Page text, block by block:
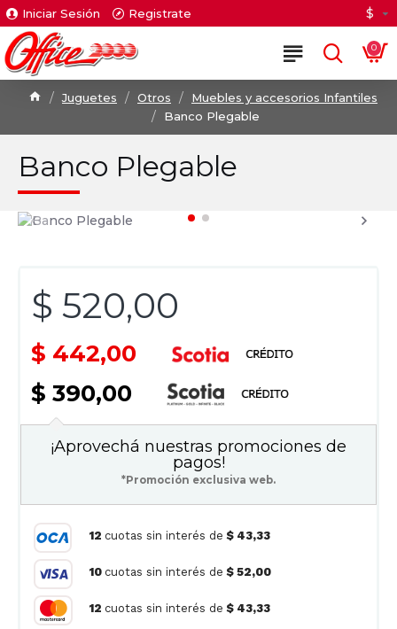
Iniciar Sesión Registrate $
0
Juguetes Otros
Muebles y accesorios Infantiles
Banco Plegable
Banco Plegable
$ 520,00
$ 442,00
$ 390,00
¡Aprovechá nuestras promociones de
pagos!
*Promoción exclusiva web.
12 cuotas sin interés de $ 43,33
10 cuotas sin interés de $ 52,00
12 cuotas sin interés de $ 43,33